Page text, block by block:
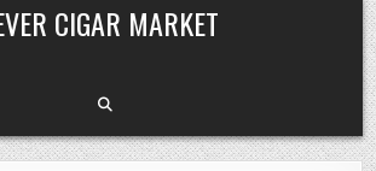
CIGAR MARKET